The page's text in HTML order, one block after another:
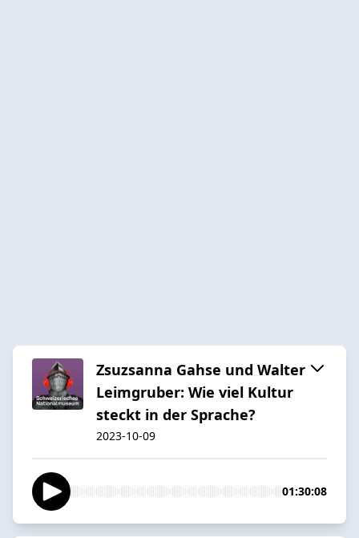
Zsuzsanna Gahse und Walter
Leimgruber: Wie viel Kultur
steckt in der Sprache?
2023-10-09
01:30:08